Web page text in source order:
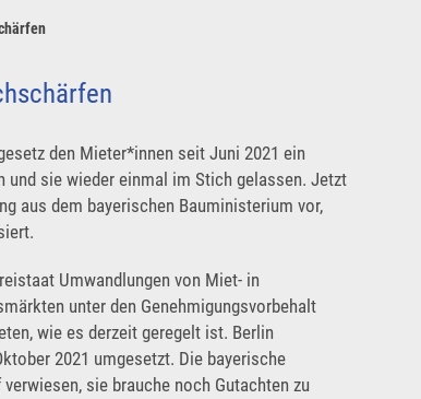
Beitrag
Fragen/FAQs
Zusätzliche Vorteile
Karriere Pressefotos
den Mieter*innen seit Juni 2021 ein
sie wieder einmal im Stich gelassen. Jetzt
aus dem bayerischen Bauministerium vor,
Umwandlungen von Miet- in
unter den Genehmigungsvorbehalt
wie es derzeit geregelt ist. Berlin
2021 umgesetzt. Die bayerische
sie brauche noch Gutachten zu